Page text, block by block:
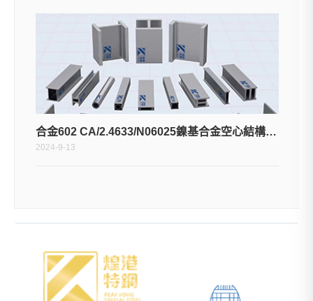
合金602 CA/2.4633/N06025鎳基合金空心結構型材
2024-9-13